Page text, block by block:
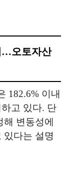
…오토자산
182.6% 이내
고 있다. 단
변동성에
있다는 설명